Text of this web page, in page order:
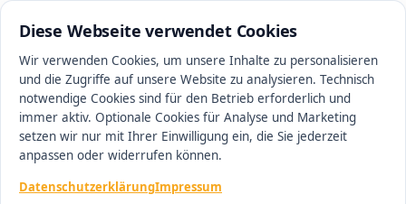
Diese Webseite verwendet Cookies
Wir verwenden Cookies, um unsere Inhalte zu personalisieren
und die Zugriffe auf unsere Website zu analysieren. Technisch
notwendige Cookies sind für den Betrieb erforderlich und
immer aktiv. Optionale Cookies für Analyse und Marketing
setzen wir nur mit Ihrer Einwilligung ein, die Sie jederzeit
anpassen oder widerrufen können.
DatenschutzerklärungImpressum